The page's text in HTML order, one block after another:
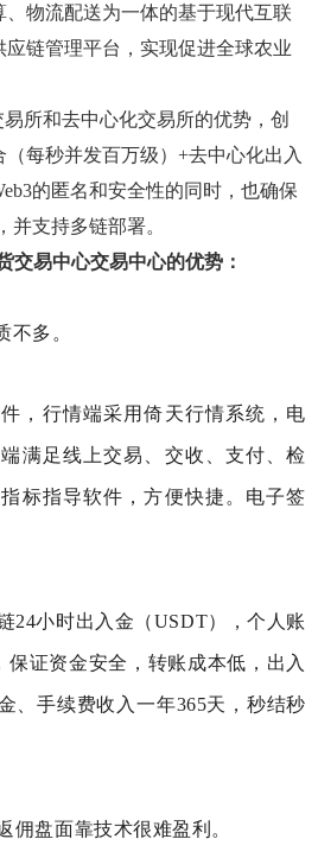
物流配送为一体的基于现代互联
链管理平台，实现促进全球农业
所和去中心化交易所的优势，创
每秒并发百万级）+去中心化出入
的匿名和安全性的同时，也确保
并支持多链部署。
交易中心交易中心的优势：
不多。
，行情端采用倚天行情系统，电
满足线上交易、交收、支付、检
标指导软件，方便快捷。电子签
24小时出入金（USDT） ，个人账
保证资金安全，转账成本低，出入
、手续费收入一年365天，秒结秒
佣盘面靠技术很难盈利。